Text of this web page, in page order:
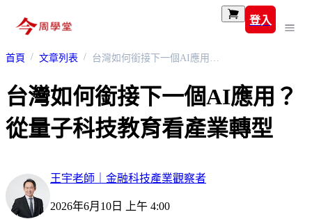
登入
首頁 文章列表 台灣如何銜接下一個AI應用？從量子科技教育看產業轉型
台灣如何銜接下一個AI應用？
從量子科技教育看產業轉型
王宇老師｜金融科技產業觀察者
2026年6月10日 上午 4:00